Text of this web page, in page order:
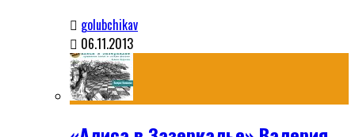
golubchikav
06.11.2013